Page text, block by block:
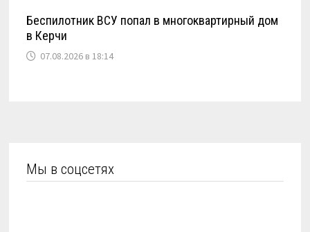
Беспилотник ВСУ попал в многоквартирный дом
в Керчи
07.08.2026 в 18:14
Мы в соцсетях